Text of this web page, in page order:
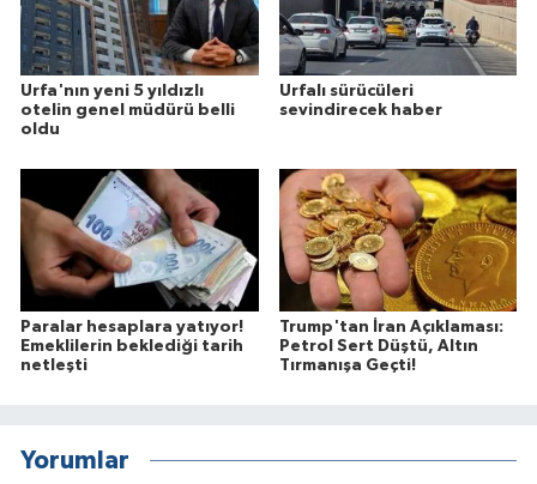
Urfa'nın yeni 5 yıldızlı
otelin genel müdürü belli
oldu
Urfalı sürücüleri
sevindirecek haber
Paralar hesaplara yatıyor!
Emeklilerin beklediği tarih
netleşti
Trump'tan İran Açıklaması:
Petrol Sert Düştü, Altın
Tırmanışa Geçti!
Yorumlar